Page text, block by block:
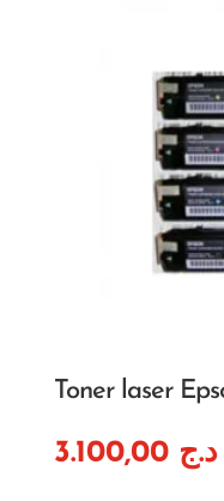
Toner laser
د.ج 3.100,00